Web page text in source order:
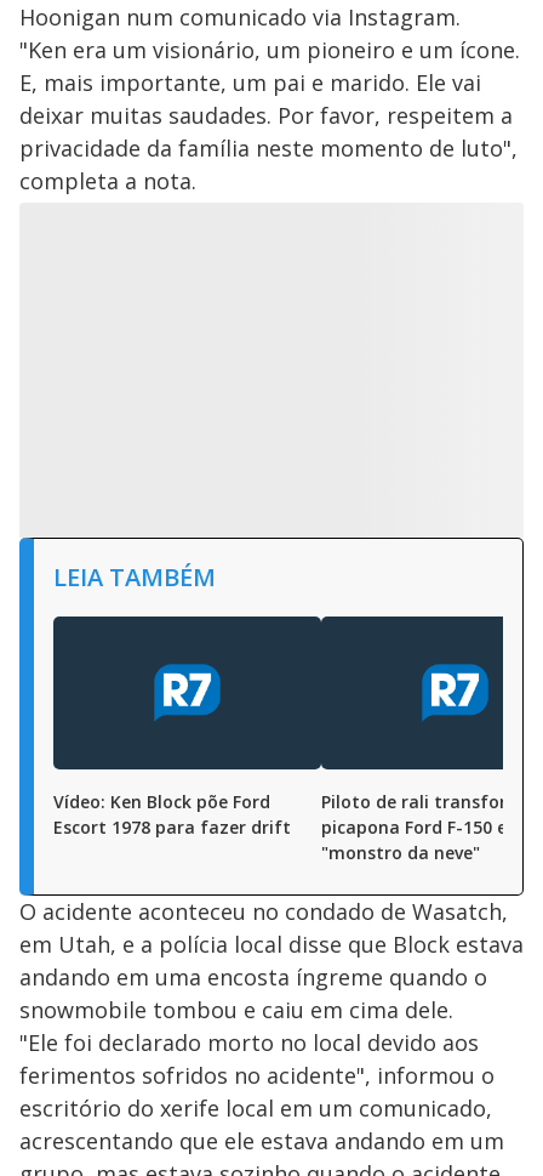
Hoonigan num comunicado via Instagram.
"Ken era um visionário, um pioneiro e um ícone.
E, mais importante, um pai e marido. Ele vai
deixar muitas saudades. Por favor, respeitem a
privacidade da família neste momento de luto",
completa a nota.
LEIA TAMBÉM
Vídeo: Ken Block põe Ford
Escort 1978 para fazer drift
Piloto de rali transforma
picapona Ford F-150 em
"monstro da neve"
O acidente aconteceu no condado de Wasatch,
em Utah, e a polícia local disse que Block estava
andando em uma encosta íngreme quando o
snowmobile tombou e caiu em cima dele.
"Ele foi declarado morto no local devido aos
ferimentos sofridos no acidente", informou o
escritório do xerife local em um comunicado,
acrescentando que ele estava andando em um